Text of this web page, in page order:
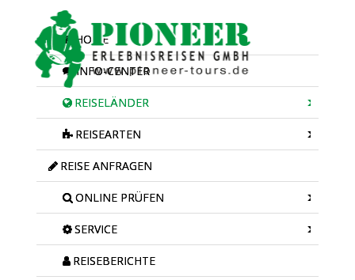
HOME
INFO-CENTER
REISELÄNDER
REISEARTEN
REISE ANFRAGEN
ONLINE PRÜFEN
SERVICE
REISEBERICHTE